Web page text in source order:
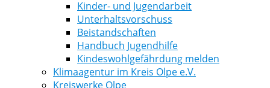
Kinder- und Jugendarbeit
Unterhaltsvorschuss
Beistandschaften
Handbuch Jugendhilfe
Kindeswohlgefährdung melden
Klimaagentur im Kreis Olpe e.V.
Kreiswerke Olpe